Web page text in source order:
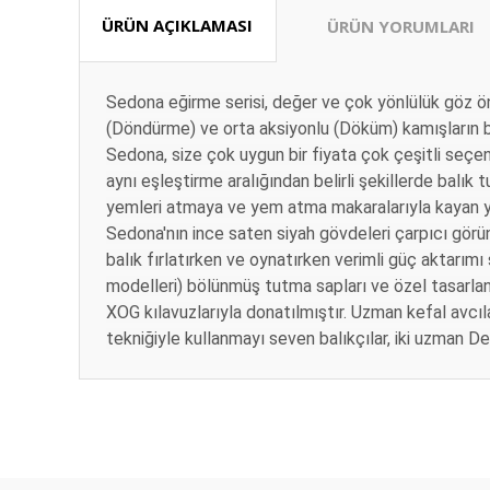
ÜRÜN AÇIKLAMASI ÜRÜN YORUMLARI
Sedona eğirme serisi, değer ve çok yönlülük göz
(Döndürme) ve orta aksiyonlu (Döküm) kamışların
Sedona, size çok uygun bir fiyata çok çeşitli
aynı eşleştirme aralığından belirli şekillerde
yemleri atmaya ve yem atma makaralarıyla kayan
Sedona'nın ince saten siyah gövdeleri çarpıcı
balık fırlatırken ve oynatırken verimli güç
modelleri) bölünmüş tutma sapları ve özel
XOG kılavuzlarıyla donatılmıştır. Uzman kefal
tekniğiyle kullanmayı seven balıkçılar, iki uzman